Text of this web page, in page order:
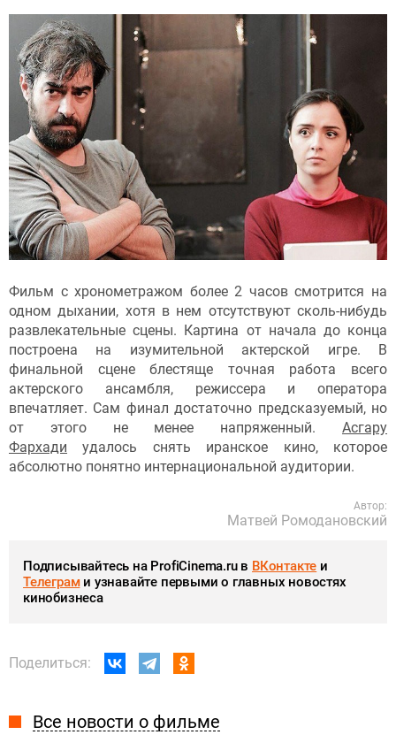
Фильм с хронометражом более 2 часов смотрится на
одном дыхании, хотя в нем отсутствуют сколь-нибудь
развлекательные сцены. Картина от начала до конца
построена на изумительной актерской игре. В
финальной сцене блестяще точная работа всего
актерского ансамбля, режиссера и оператора
впечатляет. Сам финал достаточно предсказуемый, но
от этого не менее напряженный. Асгару
Фархади удалось снять иранское кино, которое
абсолютно понятно интернациональной аудитории.
Автор:
Матвей Ромодановский
Подписывайтесь на ProfiCinema.ru в ВКонтакте и
Телеграми узнавайте первыми о главных новостях
кинобизнеса
Поделиться:
Все новости о фильме